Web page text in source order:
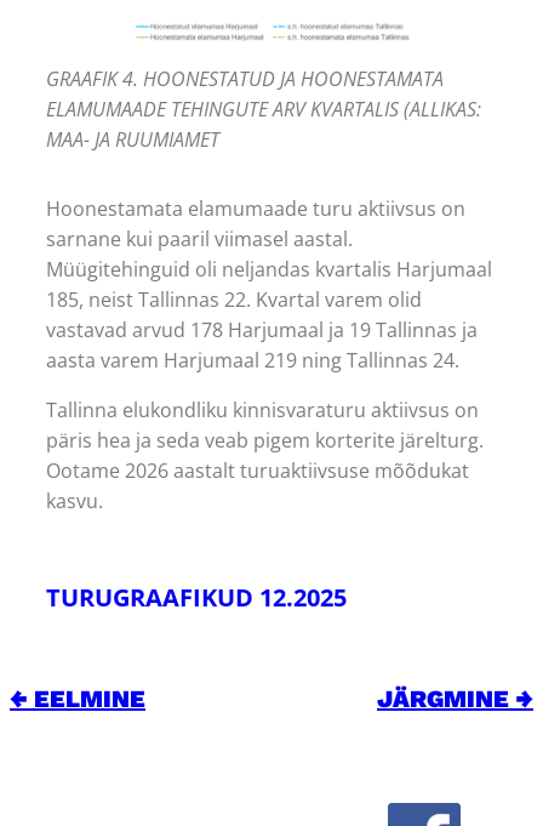
GRAAFIK 4. HOONESTATUD JA HOONESTAMATA
ELAMUMAADE TEHINGUTE ARV KVARTALIS (ALLIKAS:
MAA- JA RUUMIAMET
Hoonestamata elamumaade turu aktiivsus on
sarnane kui paaril viimasel aastal.
Müügitehinguid oli neljandas kvartalis Harjumaal
185, neist Tallinnas 22. Kvartal varem olid
vastavad arvud 178 Harjumaal ja 19 Tallinnas ja
aasta varem Harjumaal 219 ning Tallinnas 24.
Tallinna elukondliku kinnisvaraturu aktiivsus on
päris hea ja seda veab pigem korterite järelturg.
Ootame 2026 aastalt turuaktiivsuse mõõdukat
kasvu.
TURUGRAAFIKUD 12.2025
← EELMINE JÄRGMINE →